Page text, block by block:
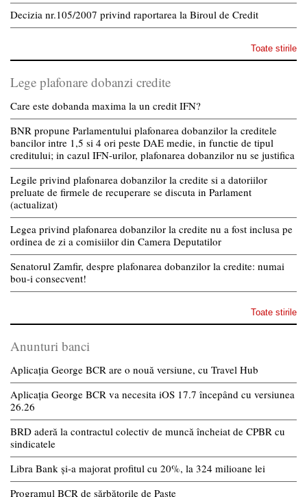
Decizia nr.105/2007 privind raportarea la Biroul de Credit
Toate stirile
Lege plafonare dobanzi credite
Care este dobanda maxima la un credit IFN?
BNR propune Parlamentului plafonarea dobanzilor la creditele
bancilor intre 1,5 si 4 ori peste DAE medie, in functie de tipul
creditului; in cazul IFN-urilor, plafonarea dobanzilor nu se justifica
Legile privind plafonarea dobanzilor la credite si a datoriilor
preluate de firmele de recuperare se discuta in Parlament
(actualizat)
Legea privind plafonarea dobanzilor la credite nu a fost inclusa pe
ordinea de zi a comisiilor din Camera Deputatilor
Senatorul Zamfir, despre plafonarea dobanzilor la credite: numai
bou-i consecvent!
Toate stirile
Anunturi banci
Aplicația George BCR are o nouă versiune, cu Travel Hub
Aplicația George BCR va necesita iOS 17.7 începând cu versiunea
26.26
BRD aderă la contractul colectiv de muncă încheiat de CPBR cu
sindicatele
Libra Bank și-a majorat profitul cu 20%, la 324 milioane lei
Programul BCR de sărbătorile de Paște